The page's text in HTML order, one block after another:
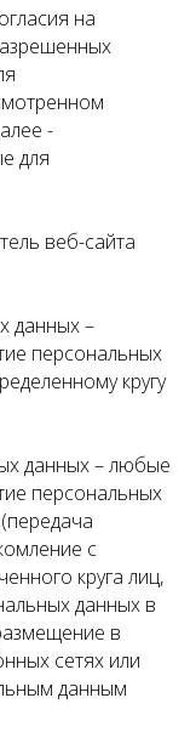
на
-
для
веб-сайта
данных –
персональных
кругу
данных – любые
персональных
с
круга лиц,
данных в
в
сетях или
данным